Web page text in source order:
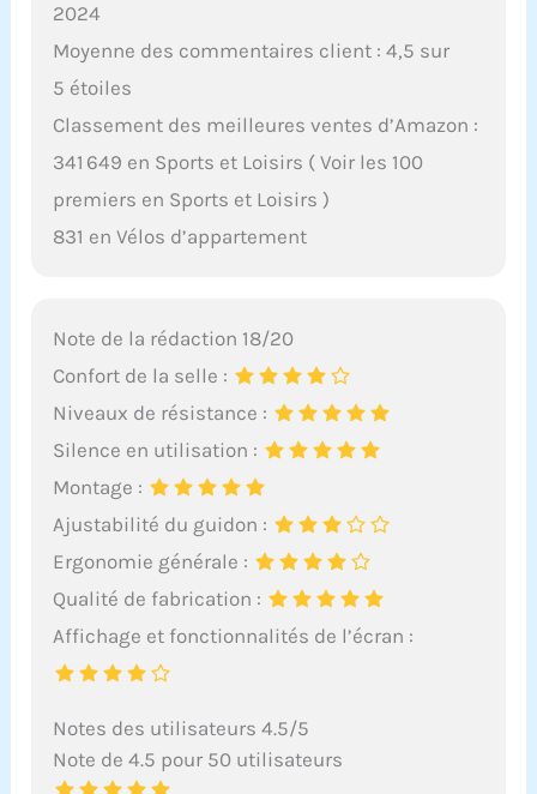
2024
Moyenne des commentaires client : 4,5 sur
5 étoiles
Classement des meilleures ventes d’Amazon :
341 649 en Sports et Loisirs ( Voir les 100
premiers en Sports et Loisirs )
831 en Vélos d’appartement
Note de la rédaction 18/20
Confort de la selle :
Niveaux de résistance :
Silence en utilisation :
Montage :
Ajustabilité du guidon :
Ergonomie générale :
Qualité de fabrication :
Affichage et fonctionnalités de l’écran :
Notes des utilisateurs 4.5/5
Note de 4.5 pour 50 utilisateurs